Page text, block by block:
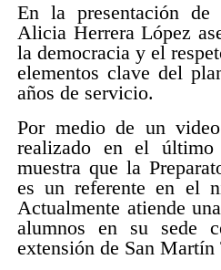
En la presentación
Alicia Herrera López
la democracia y el
elementos clave del
años de servicio.
Por medio de un
realizado en el
muestra que la
es un referente en el
Actualmente atiende
alumnos en su sede
extensión de San Martín